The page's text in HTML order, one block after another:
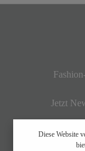
Jetzt
Diese Website